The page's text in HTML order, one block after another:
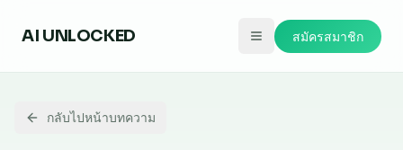
AI UNLOCKED สมัครสมาชิก
กลับไปหน้าบทความ